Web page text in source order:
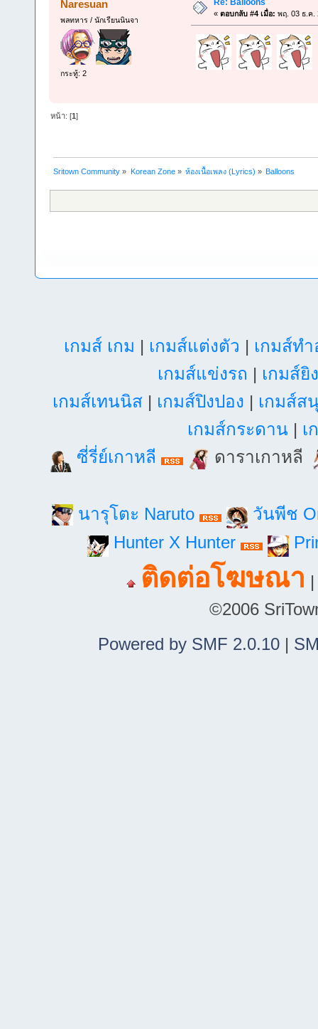
Naresuan
พลทหาร / นักเรียนนินจา
กระทู้: 2
Re: Balloons
« ตอบกลับ #4 เมื่อ: พฤ. 03 ธ.ค.
หน้า: [1]
Sritown Community » Korean Zone» ห้องเนื้อเพลง (Lyrics) » Balloons
เกมส์ เกม | เกมส์แต่งตัว | เกมส์ท
เกมส์แข่งรถ | เกมส์ยิ
เกมส์เทนนิส| เกมส์ปิงปอง | เกมส์ส
เกมส์กระดาน | เ
ซี่รี่ย์เกาหลี
ดาราเกาหลี
นารุโตะ Naruto
วันพีช
Hunter X Hunter
ติดต่อโฆษณา
©2006
Powered by SMF 2.0.10|